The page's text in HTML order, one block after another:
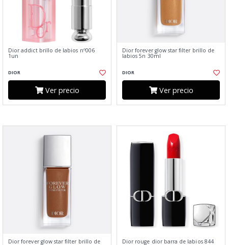
Dior addict brillo de labios nº006
1un
DIOR
Ver precio
Dior forever glow star filter brillo de
labios 5n 30ml
DIOR
Ver precio
Dior forever glow star filter brillo de Dior rouge dior barra de labios 844